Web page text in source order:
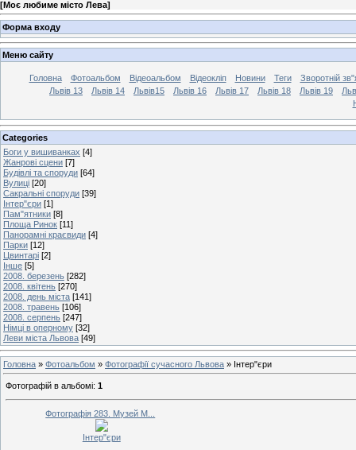
[Моє любиме місто Лева]
Форма входу
Меню сайту
Головна Фотоальбом Відеоальбом Відеокліп Новини Теги
Зворотній
Львів 13
Львів 14 Львів15 Львів 16 Львів 17 Львів 18 Львів 19
Categories
Боги у вишиванках [4]
Жанрові сцени [7]
Будівлі та споруди [64]
Вулиці [20]
Сакральні споруди [39]
Інтер"єри [1]
Пам"ятники [8]
Площа Ринок [11]
Панорамні краєвиди [4]
Парки [12]
Цвинтарі [2]
Інше [5]
2008. березень [282]
2008. квітень [270]
2008. день міста [141]
2008. травень [106]
2008. серпень [247]
Німці в оперному [32]
Леви міста Львова [49]
Головна » Фотоальбом » Фотографії сучасного Львова » Інтер"єри
Фотографій в альбомі: 1
Фотографія 283. Музей М...
Інтер"єри